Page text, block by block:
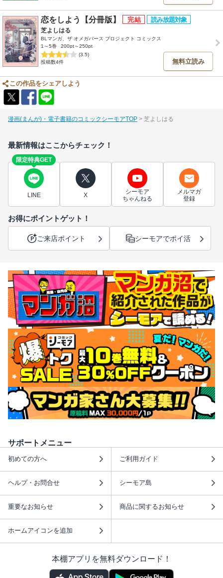
恋をしよう【分冊版】
芝よしはる
BLマンガ、ザ オメガバース プロジェクト コミックス
1～5巻
200pt～250pt
(3.5)
投稿数4件
無料立読み
この作品をシェアしよう
漫画(まんが)・電子書籍のコミックシーモアTOP 芝よしはる
最新情報はここからチェック！
限定特典GET
LINE X
シーモア
ちゃんねる
メルマガ
登録
お得にポイントゲット！
ご来店ポイント シーモアでポイ活
サポートメニュー
初めての方へ ご利用ガイド
ヘルプ・お問合せ シーモア島
重要なお知らせ 商品に関するお知らせ
ホームアイコンを追加
本棚アプリを無料ダウンロード！